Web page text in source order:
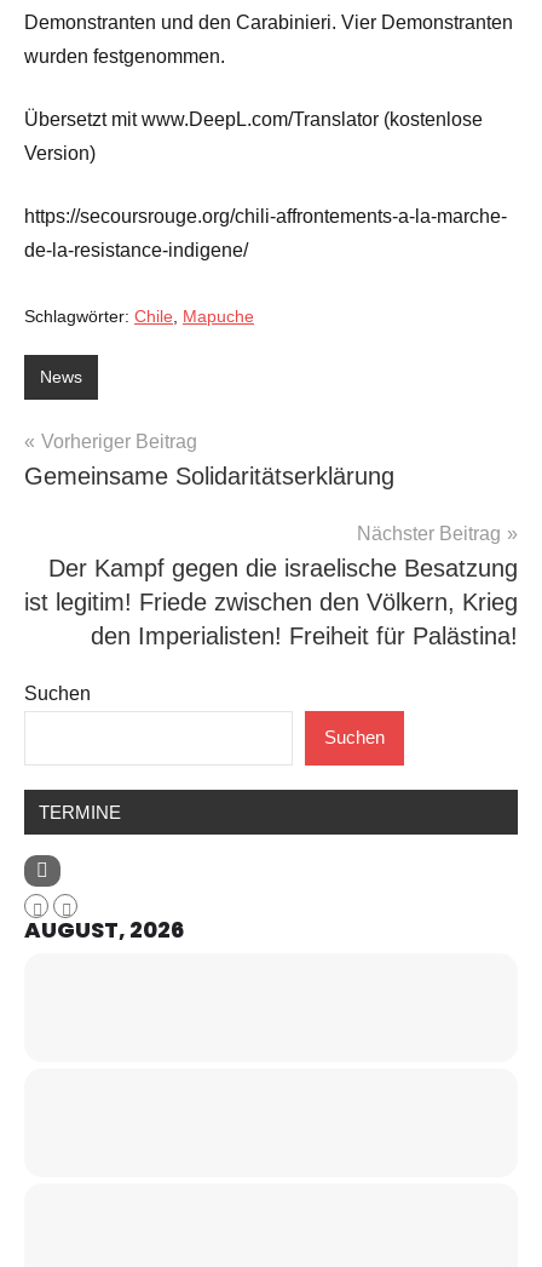
Demonstranten und den Carabinieri. Vier Demonstranten
wurden festgenommen.
Übersetzt mit www.DeepL.com/Translator (kostenlose
Version)
https://secoursrouge.org/chili-affrontements-a-la-marche-
de-la-resistance-indigene/
Schlagwörter: Chile Mapuche
News
Beitragsnavigation
Vorheriger Beitrag
Gemeinsame Solidaritätserklärung
Nächster Beitrag
Der Kampf gegen die israelische Besatzung
ist legitim! Friede zwischen den Völkern, Krieg
den Imperialisten! Freiheit für Palästina!
Suchen
Suchen
TERMINE
AUGUST, 2026